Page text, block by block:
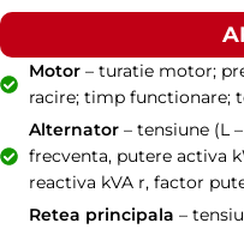
Motor– turatie motor;
racire; timp functionare;
Alternator– tensiune (L –
frecventa, putere activa
reactiva kVA r, factor
Retea principala –